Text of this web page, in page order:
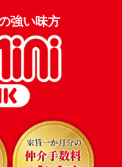
強い味方